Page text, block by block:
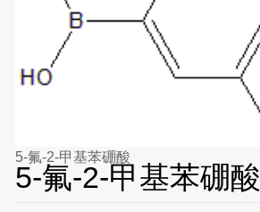
5-氟-2-甲基苯硼酸
5-氟-2-甲基苯硼酸